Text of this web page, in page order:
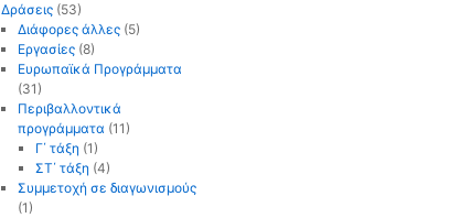
Δράσεις(53)
Διάφορες άλλες (5)
Εργασίες (8)
Ευρωπαϊκά Προγράμματα
(31)
Περιβαλλοντικά
προγράμματα (11)
Γ΄ τάξη (1)
ΣΤ΄ τάξη (4)
Συμμετοχή σε διαγωνισμούς
(1)